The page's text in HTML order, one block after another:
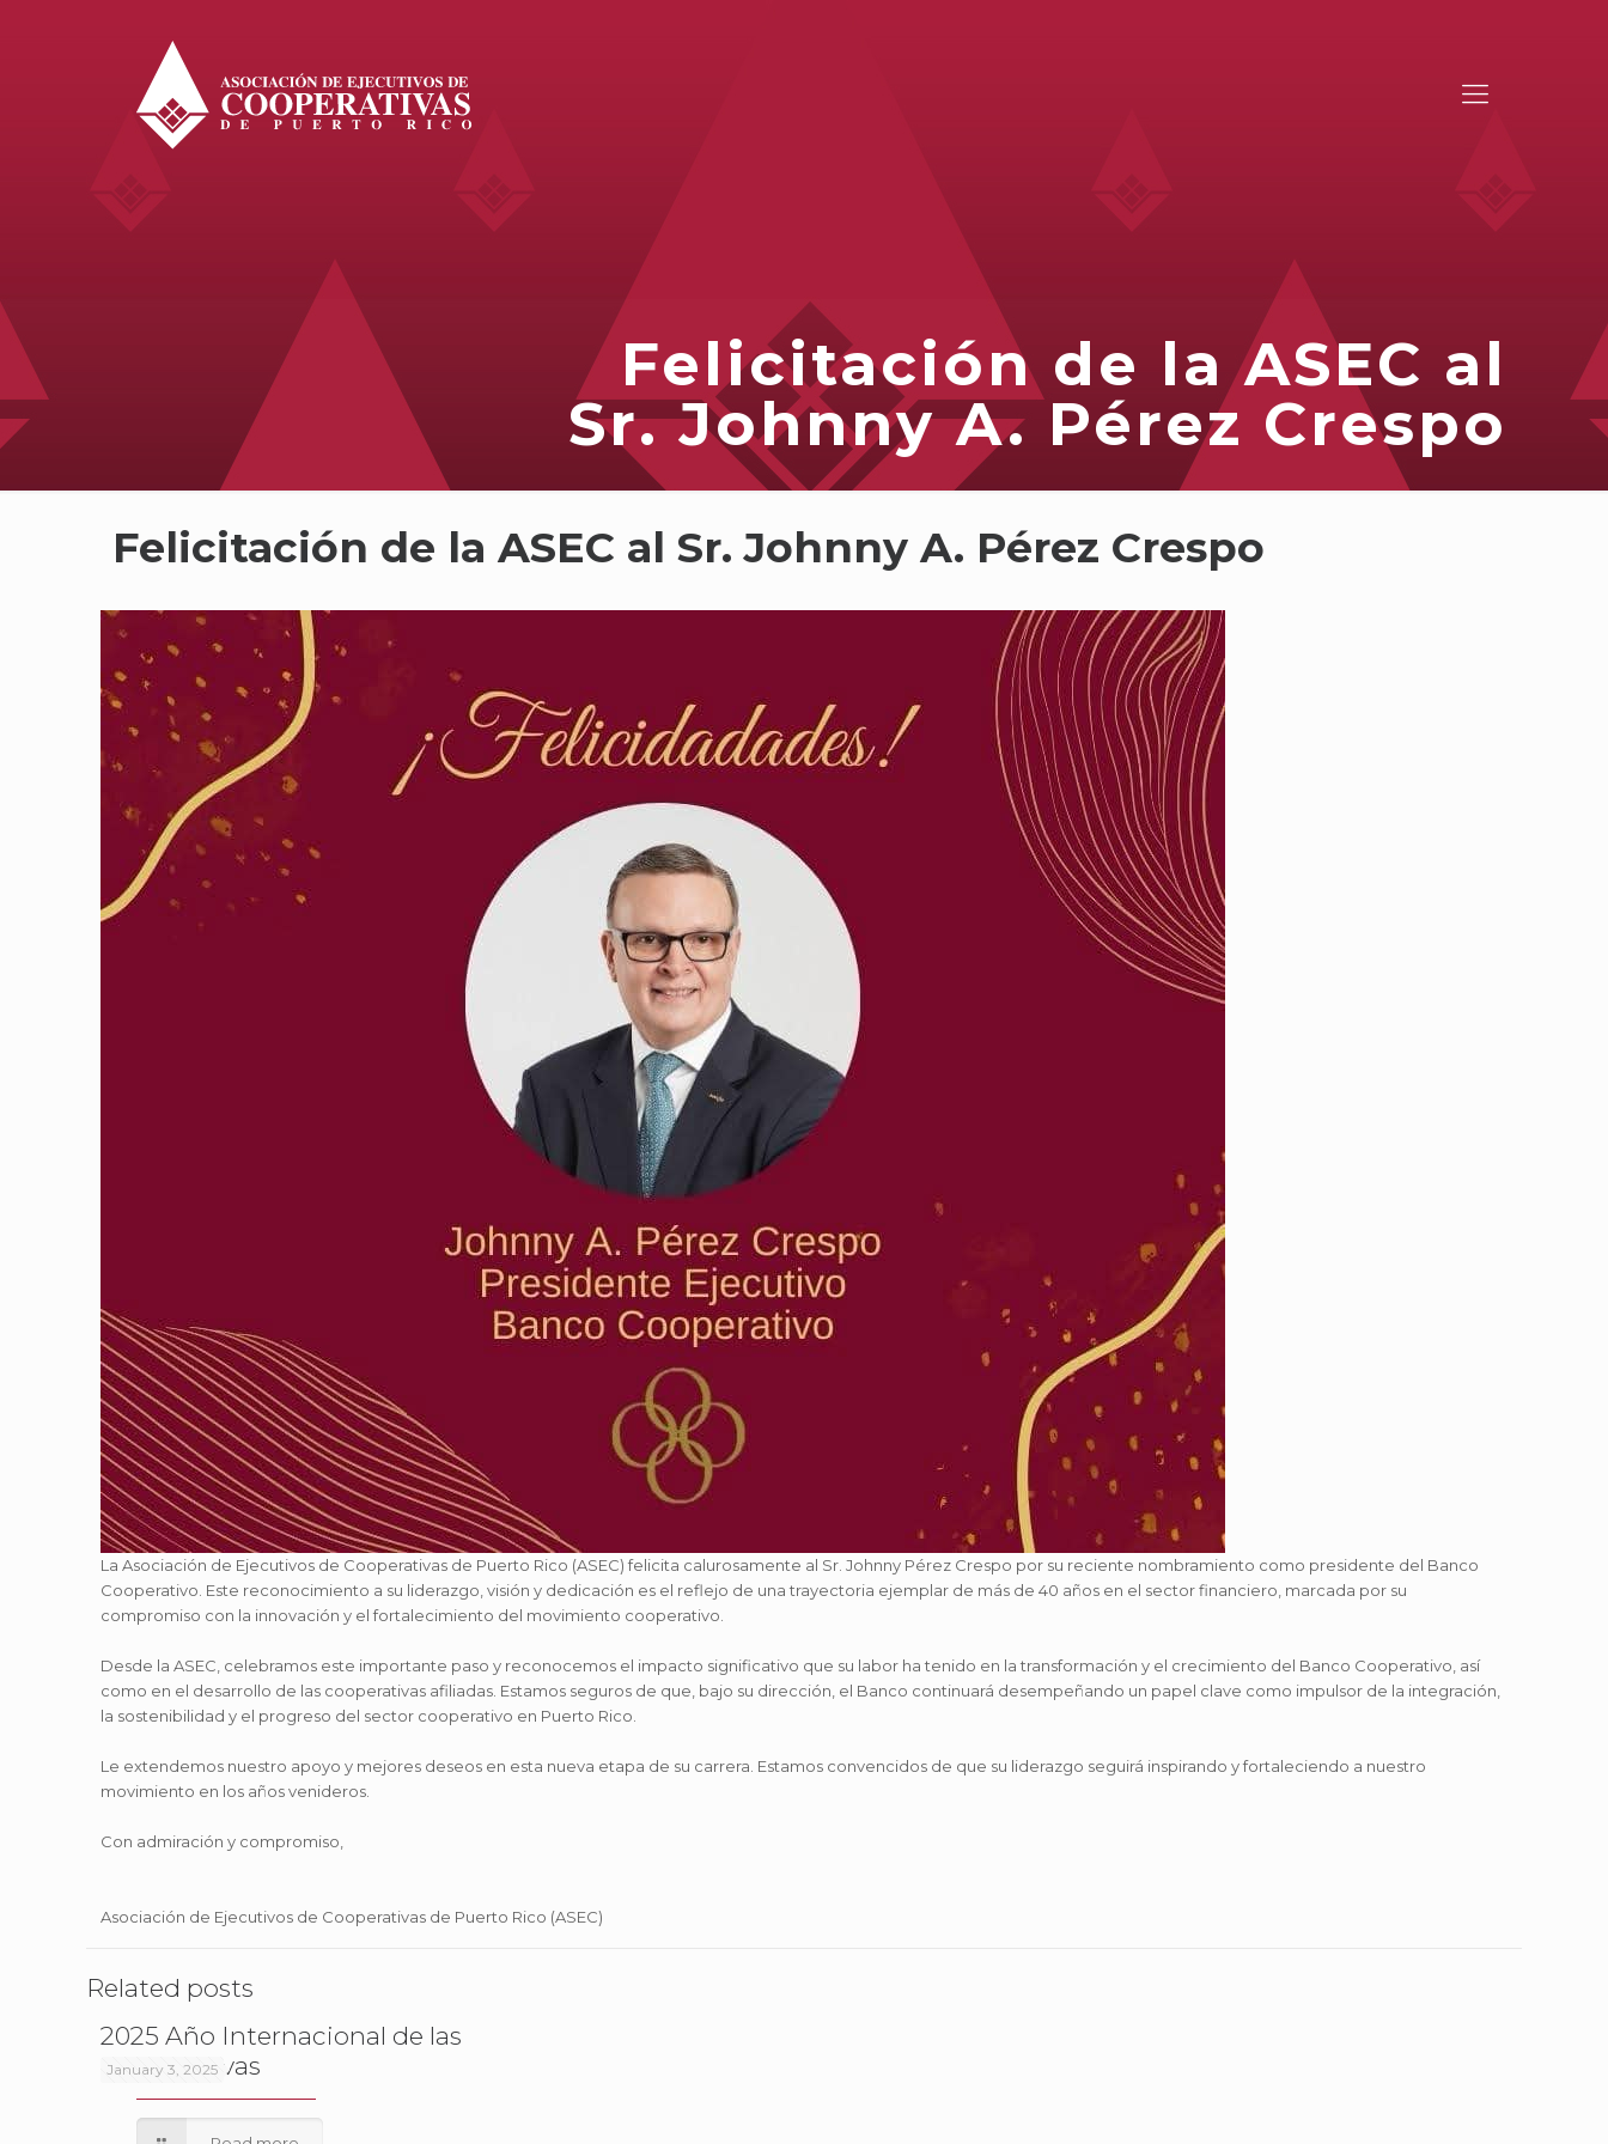
Felicitación de la ASEC al
Sr. Johnny A. Pérez Crespo
Felicitación de la ASEC al Sr. Johnny A. Pérez Crespo
La Asociación de Ejecutivos de Cooperativas de Puerto Rico (ASEC) felicita calurosamente al Sr. Johnny Pérez Crespo por su reciente nombramiento como presidente del Banco
Cooperativo. Este reconocimiento a su liderazgo, visión y dedicación es el reflejo de una trayectoria ejemplar de más de 40 años en el sector financiero, marcada por su
compromiso con la innovación y el fortalecimiento del movimiento cooperativo.
Desde la ASEC, celebramos este importante paso y reconocemos el impacto significativo que su labor ha tenido en la transformación y el crecimiento del Banco Cooperativo, así
como en el desarrollo de las cooperativas afiliadas. Estamos seguros de que, bajo su dirección, el Banco continuará desempeñando un papel clave como impulsor de la integración,
la sostenibilidad y el progreso del sector cooperativo en Puerto Rico.
Le extendemos nuestro apoyo y mejores deseos en esta nueva etapa de su carrera. Estamos convencidos de que su liderazgo seguirá inspirando y fortaleciendo a nuestro
movimiento en los años venideros.
Con admiración y compromiso,
Asociación de Ejecutivos de Cooperativas de Puerto Rico (ASEC)
Related posts
January 3, 2025
2025 Año Internacional de las
Cooperativas